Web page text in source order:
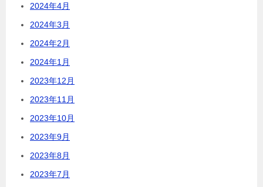
2024年4月
2024年3月
2024年2月
2024年1月
2023年12月
2023年11月
2023年10月
2023年9月
2023年8月
2023年7月